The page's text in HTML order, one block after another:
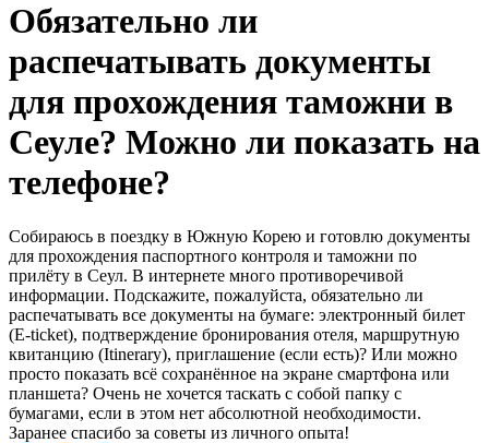
Обязательно ли
распечатывать документы
для прохождения таможни в
Сеуле? Можно ли показать на
телефоне?
Собираюсь в поездку в Южную Корею и готовлю документы
для прохождения паспортного контроля и таможни по
прилёту в Сеул. В интернете много противоречивой
информации. Подскажите, пожалуйста, обязательно ли
распечатывать все документы на бумаге: электронный билет
(E-ticket), подтверждение бронирования отеля, маршрутную
квитанцию (Itinerary), приглашение (если есть)? Или можно
просто показать всё сохранённое на экране смартфона или
планшета? Очень не хочется таскать с собой папку с
бумагами, если в этом нет абсолютной необходимости.
Заранее спасибо за советы из личного опыта!